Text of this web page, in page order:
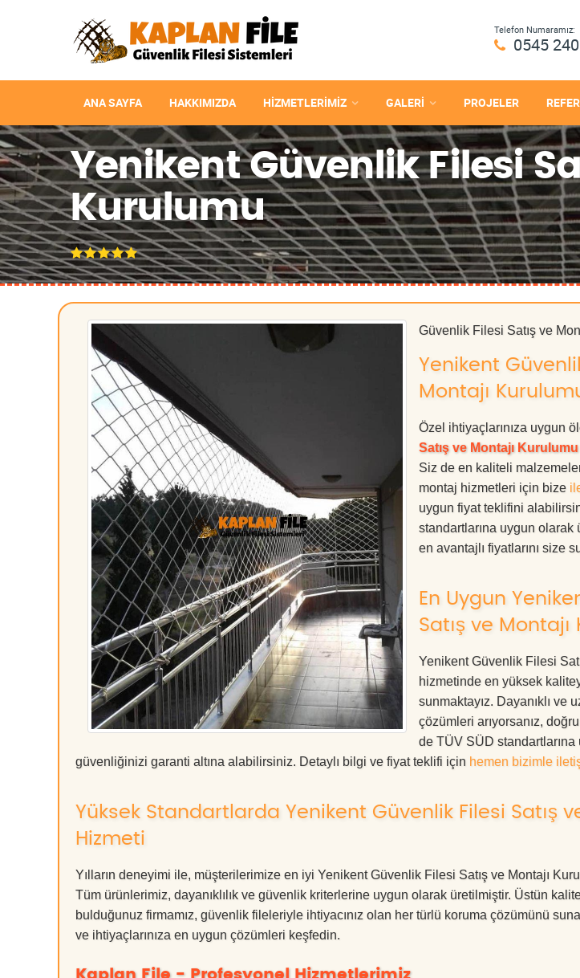
Telefon Numaramız:
0545
ANA SAYFA HAKKIMIZDA HIZMETLERIMIZ GALERİ PROJELER
Yenikent Güvenlik Filesi
Kurulumu
Güvenlik Filesi Satış ve
Yenikent
Montajı
Özel ihtiyaçlarınıza uygun
Satış ve Montajı Kurulumu
Siz de en kaliteli
montaj hizmetleri için bize
uygun fiyat teklifini
standartlarına uygun
en avantajlı fiyatlarını size
En Uygun
Satış ve
Yenikent Güvenlik Filesi
hizmetinde en yüksek
sunmaktayız. Dayanıklı ve
çözümleri arıyorsanız,
de TÜV SÜD
güvenliğinizi garanti altına alabilirsiniz. Detaylı bilgi ve fiyat teklifi için hemen bizimle
Yüksek Standartlarda Yenikent Güvenlik Filesi Satış
Hizmeti
Yılların deneyimi ile, müşterilerimize en iyi Yenikent Güvenlik Filesi Satış ve Montajı
Tüm ürünlerimiz, dayanıklılık ve güvenlik kriterlerine uygun olarak üretilmiştir. Üstün
bulduğunuz firmamız, güvenlik fileleriyle ihtiyacınız olan her türlü koruma çözümünü
ve ihtiyaçlarınıza en uygun çözümleri keşfedin.
Kaplan File - Profesyonel Hizmetlerimiz